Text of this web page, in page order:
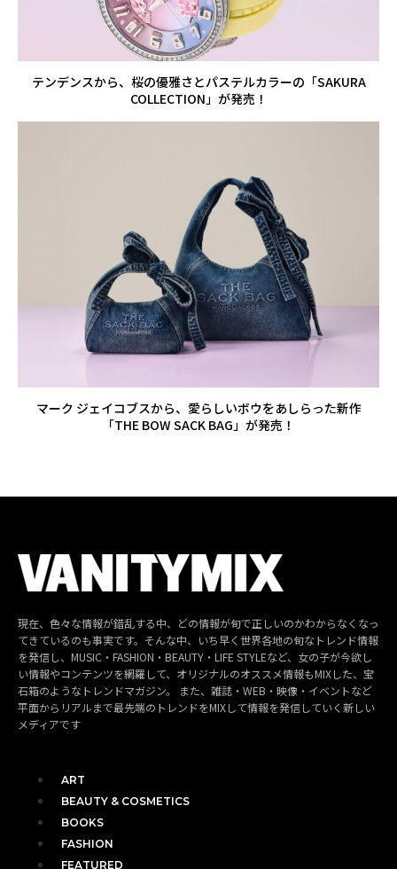
テンデンスから、桜の優雅さとパステルカラーの「SAKURA
COLLECTION」が発売！
マーク ジェイコブスから、愛らしいボウをあしらった新作
「THE BOW SACK BAG」が発売！
現在、色々な情報が錯乱する中、どの情報が旬で正しいのかわからなくなっ
てきているのも事実です。そんな中、いち早く世界各地の旬なトレンド情報
を発信し、MUSIC・FASHION・BEAUTY・LIFE STYLEなど、女の子が今欲し
い情報やコンテンツを網羅して、オリジナルのオススメ情報もMIXした、宝
石箱のようなトレンドマガジン。 また、雑誌・WEB・映像・イベントなど
平面からリアルまで最先端のトレンドをMIXして情報を発信していく新しい
メディアです
ART
BEAUTY & COSMETICS
BOOKS
FASHION
FEATURED